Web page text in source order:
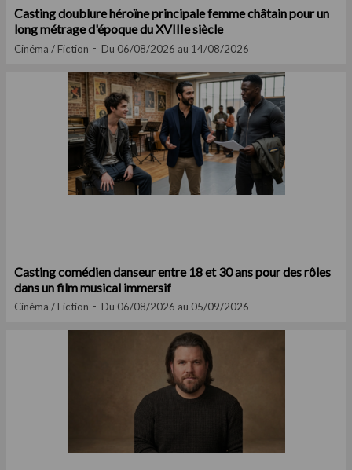
Casting doublure héroïne principale femme châtain pour un
long métrage d'époque du XVIIIe siècle
Cinéma / Fiction Du 06/08/2026 au 14/08/2026
Casting comédien danseur entre 18 et 30 ans pour des rôles
dans un film musical immersif
Cinéma / Fiction Du 06/08/2026 au 05/09/2026